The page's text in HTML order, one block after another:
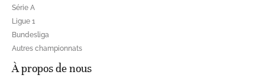
Série A
Ligue 1
Bundesliga
Autres championnats
À propos de nous